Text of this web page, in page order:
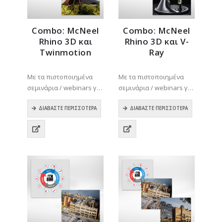
Combo: McNeel
Rhino 3D και
Twinmotion
Με τα πιστοποιημένα
σεμινάρια / webinars για
την εφαρμογή Rhino 3D,
μπορείτε να
εκπαιδευτείτε με την
βοήθεια εισηγητή σε
ποιοτικών ψηφιακών
τρισδιάστατων
μοντέλων. Η εφαρμογή…
ΔΙΑΒΆΣΤΕ ΠΕΡΙΣΣΌΤΕΡΑ
Combo: McNeel
Rhino 3D και V-
Ray
Με τα πιστοποιημένα
σεμινάρια / webinars για
την εφαρμογή Rhino 3D,
μπορείτε να
εκπαιδευτείτε με την
βοήθεια εισηγητή σε
ποιοτικών ψηφιακών
τρισδιάστατων
μοντέλων. Η εφαρμογή…
ΔΙΑΒΆΣΤΕ ΠΕΡΙΣΣΌΤΕΡΑ